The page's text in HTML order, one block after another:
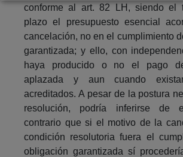
conforme al art. 82 LH, siendo el
plazo el presupuesto esencial
cancelación, no en el cumplimiento
garantizada; y ello, con
haya producido o no el pago
aplazada y aun cuando
acreditados. A pesar de la postura
resolución, podría inferirse de
contrario que si el motivo de la
condición resolutoria fuera el
obligación garantizada sí